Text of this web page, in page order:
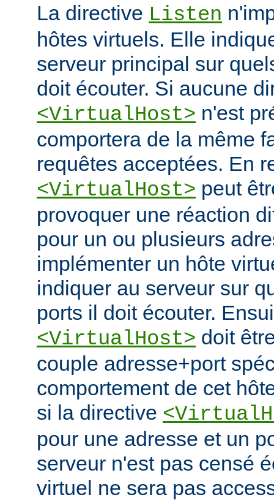
La directive Listen
hôtes virtuels. Elle
serveur principal sur
doit écouter. Si aucune
<VirtualHost> n'est
comportera de la même
requêtes acceptées. En
<VirtualHost> peut
provoquer une réaction
pour un ou plusieurs
implémenter un hôte
indiquer au serveur sur
ports il doit écouter.
<VirtualHost> doit
couple adresse+port
comportement de cet
si la directive
pour une adresse et un
serveur n'est pas censé
virtuel ne sera pas